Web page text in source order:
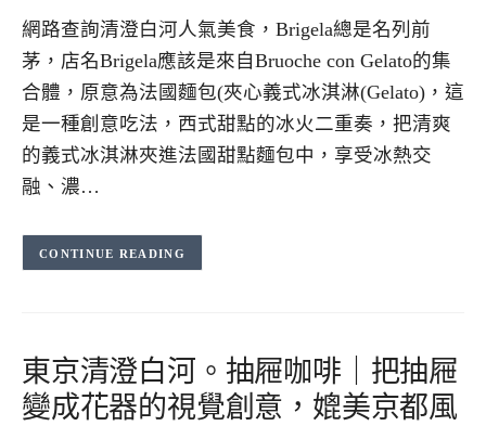
網路查詢清澄白河人氣美食，Brigela總是名列前
茅，店名Brigela應該是來自Bruoche con Gelato的集
合體，原意為法國麵包(夾心義式冰淇淋(Gelato)，這
是一種創意吃法，西式甜點的冰火二重奏，把清爽
的義式冰淇淋夾進法國甜點麵包中，享受冰熱交
融、濃…
CONTINUE READING
東京清澄白河。抽屜咖啡｜把抽屜
變成花器的視覺創意，媲美京都風